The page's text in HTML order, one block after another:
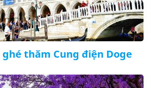
ghé thăm Cung điện Doge